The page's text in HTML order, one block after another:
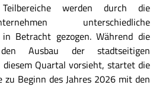
werden durch die
unterschiedliche
in Betracht gezogen. Während die
Ausbau der stadtseitigen
Quartal vorsieht, startet die
zu Beginn des Jahres 2026 mit den